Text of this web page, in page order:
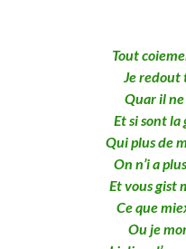
Tout
Je redout
Quar il
Et si sont
Qui plus de
On n’i a
Et vous gist
Ce que
Ou je